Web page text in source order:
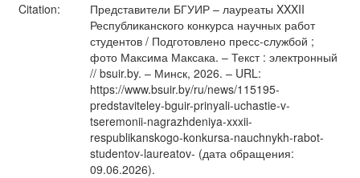
Citation:
Представители БГУИР – лауреаты XXXII
Республиканского конкурса научных работ
студентов / Подготовлено пресс-службой ;
фото Максима Максака. – Текст : электронный
// bsuir.by. – Минск, 2026. – URL:
https://www.bsuir.by/ru/news/115195-
predstaviteley-bguir-prinyali-uchastie-v-
tseremonii-nagrazhdeniya-xxxii-
respublikanskogo-konkursa-nauchnykh-rabot-
studentov-laureatov- (дата обращения:
09.06.2026).